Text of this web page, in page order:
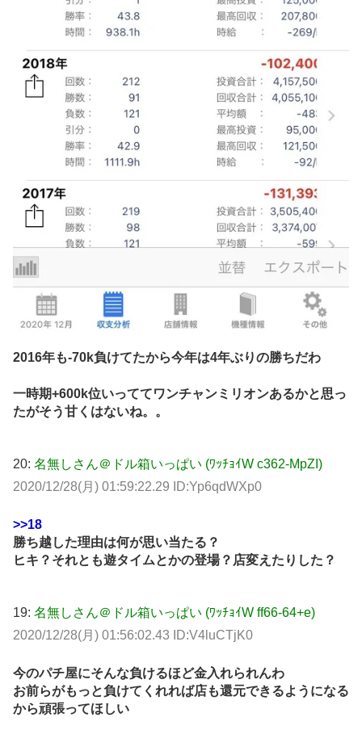
2016年も-70k負けてたから今年は4年ぶりの勝ちだわ
一時期+600k位いっててワンチャンミリオンあるかと思っ
たがそう甘くはないね。。
20: 名無しさん＠ドル箱いっぱい (ﾜｯﾁｮｲW c362-MpZI)
2020/12/28(月) 01:59:22.29 ID:Yp6qdWXp0
>>18
勝ち越した理由は何が思い当たる？
ヒキ？それとも遊タイムとかの登場？店変えたりした？
19: 名無しさん＠ドル箱いっぱい (ﾜｯﾁｮｲW ff66-64+e)
2020/12/28(月) 01:56:02.43 ID:V4luCTjK0
今のパチ屋にそんな負けるほど金入れられんわ
お前らがもっと負けてくれれば店も還元できるようになる
から頑張ってほしい